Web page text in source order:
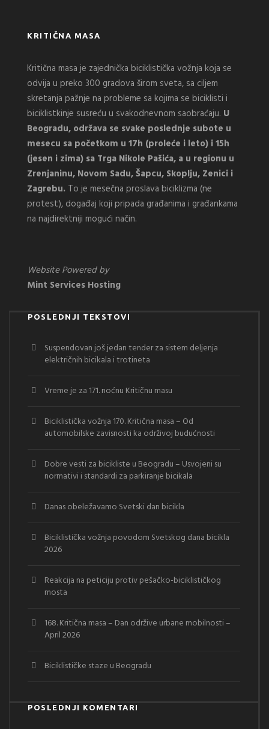
KRITIČNA MASA
Kritična masa je zajednička biciklistička vožnja koja se
odvija u preko 300 gradova širom sveta, sa ciljem
skretanja pažnje na probleme sa kojima se biciklisti i
biciklistkinje susreću u svakodnevnom saobraćaju. U
Beogradu, održava se svake poslednje subote u
mesecu sa početkom u 17h (proleće i leto) i 15h
(jesen i zima) sa Trga Nikole Pašića, a u regionu u
Zrenjaninu, Novom Sadu, Šapcu, Skoplju, Zenici i
Zagrebu. To je mesečna proslava biciklizma (ne
protest), događaj koji pripada građanima i građankama
na najdirektniji mogući način.
Website Powered by
Mint Services Hosting
POSLEDNJI TEKSTOVI
Suspendovan još jedan tender za sistem deljenja
električnih bicikala i trotineta
Vreme je za 171. noćnu Kritičnu masu
Biciklistička vožnja 170. Kritična masa – Od
automobilske zavisnosti ka održivoj budućnosti
Dobre vesti za bicikliste u Beogradu – Usvojeni su
normativi i standardi za parkiranje bicikala
Danas obeležavamo Svetski dan bicikla
Biciklistička vožnja povodom Svetskog dana bicikla
2026
Reakcija na peticiju protiv pešačko-biciklističkog
mosta
168. Kritična masa – Dan održive urbane mobilnosti –
April 2026
Biciklističke staze u Beogradu
POSLEDNJI KOMENTARI